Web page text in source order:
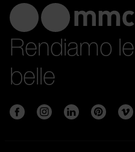
Rendiamo
belle